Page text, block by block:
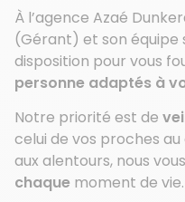
À l’agence Azaé
(Gérant) et son équipe
disposition pour vous
personne adaptés à
Notre priorité est de
celui de vos proches
aux alentours, nous
chaque moment de vie.